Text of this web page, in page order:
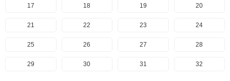
17 18 19 20
21 22 23 24
25 26 27 28
29 30 31 32